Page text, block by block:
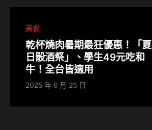
美食
乾杯燒肉暑期最狂優惠！「夏
日骰酒祭」、學生49元吃和
牛！全台皆適用
2025 年 6 月 25 日